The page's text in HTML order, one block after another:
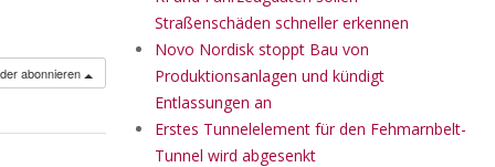
abonnieren
Straßenschäden schneller erkennen
Novo Nordisk stoppt Bau von
Produktionsanlagen und kündigt
Entlassungen an
Erstes Tunnelelement für den Fehmarnbelt-
Tunnel wird abgesenkt